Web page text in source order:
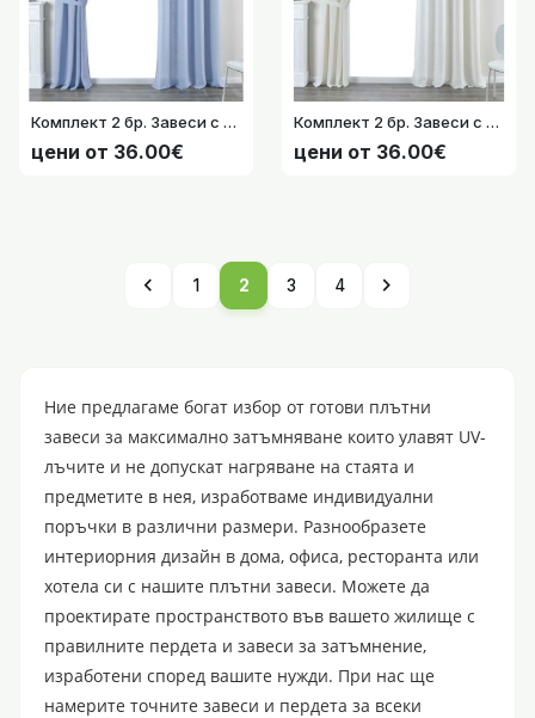
Комплект 2 бр. Завеси с ленена текстура „Essen“ -245х145см. с коланчета, за тръбен корниз, непрозрачни, но светлопропускливи, цвят Син 202430-2-003
цени от 36.00€
Комплект 2 бр. Завеси с ленена текстура „Essen“ -245х145см. с коланчета,за тръбен корниз,непрозрачни,но светлопропускливи,цвят Натурален 202430-2-002
цени от 36.00€
chevron_left 1 2 3 4 chevron_right
Ние предлагаме богат избор от готови плътни
завеси за максимално затъмняване които улавят UV-
лъчите и не допускат нагряване на стаята и
предметите в нея, изработваме индивидуални
поръчки в различни размери. Разнообразете
интериорния дизайн в дома, офиса, ресторанта или
хотела си с нашите плътни завеси. Можете да
проектирате пространството във вашето жилище с
правилните пердета и завеси за затъмнение,
изработени според вашите нужди. При нас ще
намерите точните завеси и пердета за всеки